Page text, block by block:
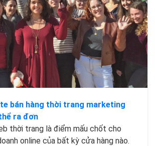
bán hàng thời trang marketing
ra đơn
thời trang là điểm mấu chốt cho
online của bất kỳ cửa hàng nào.